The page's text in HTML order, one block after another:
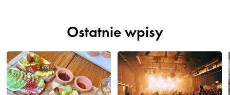
Ostatnie wpisy